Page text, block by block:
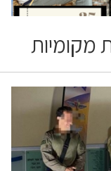
מקומיות